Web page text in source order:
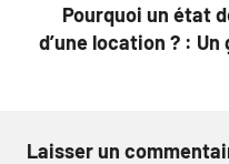
Pourquoi un état
d’une location ? :
Laisser un